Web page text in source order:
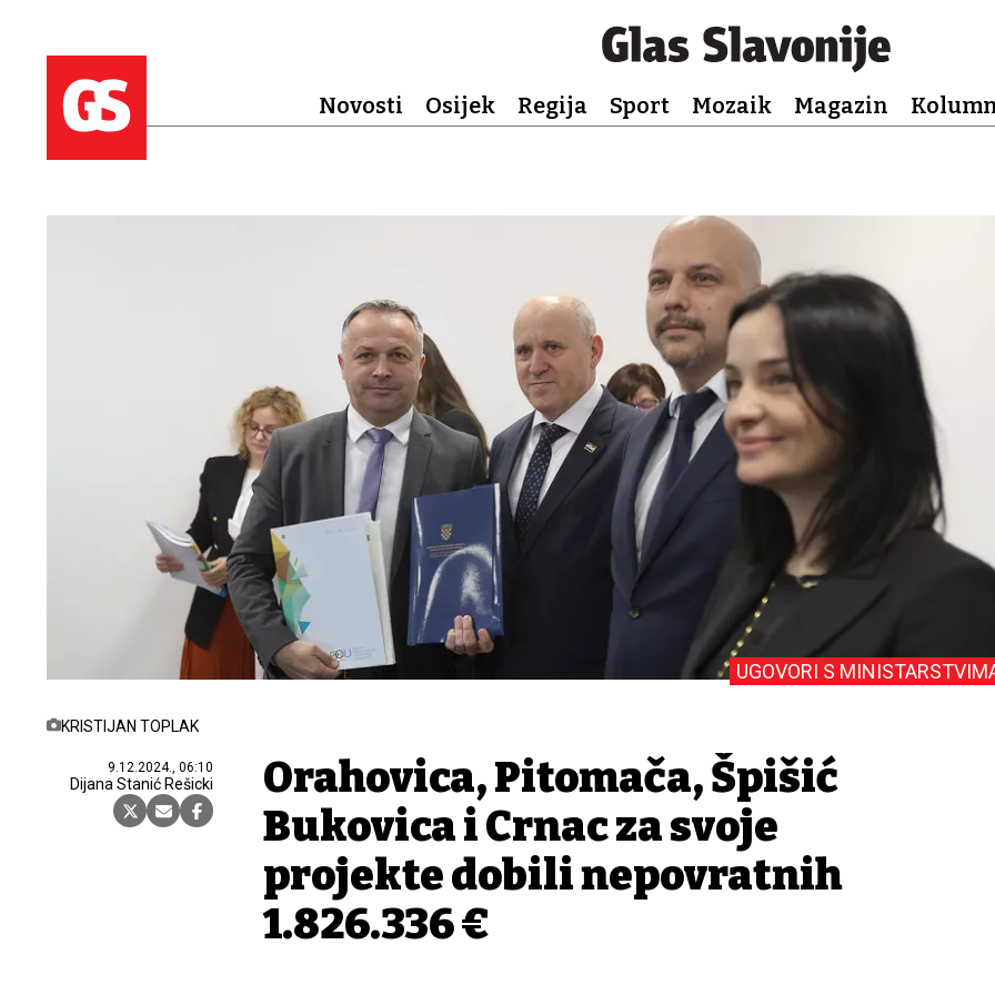
Novosti Osijek Regija Sport Mozaik Magazin
KRISTIJAN TOPLAK
9.12.2024., 06:10
Dijana Stanić Rešicki
UGOVORI S
Orahovica, Pitomača, Špišić
Bukovica i Crnac za svoje
projekte dobili nepovratnih
1.826.336 €